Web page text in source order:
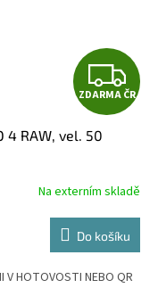
Z
D
R
M
A
ZDARMA ČR
4 RAW, vel. 50
Na externím skladě
Do košíku
V HOTOVOSTI NEBO QR